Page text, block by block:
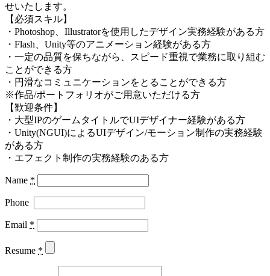
せいたします。
【必須スキル】
・Photoshop、Illustratorを使用したデザイン実務経験がある方
・Flash、Unity等のアニメーション経験がある方
・一定の品質を保ちながら、スピード重視で業務に取り組む
ことができる方
・円滑なコミュニケーションをとることができる方
※作品/ポートフォリオがご用意いただける方
【歓迎条件】
・大型IPのゲームタイトルでUIデザイナー経験がある方
・Unity(NGUI)によるUIデザイン/モーション制作の実務経験
がある方
・エフェクト制作の実務経験のある方
Name *
Phone
Email *
Resume *